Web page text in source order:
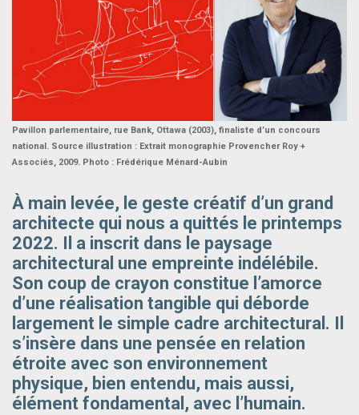
Pavillon parlementaire, rue Bank, Ottawa (2003), finaliste d’un concours
national. Source illustration : Extrait monographie Provencher Roy +
Associés, 2009. Photo : Frédérique Ménard-Aubin
À main levée, le geste créatif d’un grand
architecte qui nous a quittés le printemps
2022. Il a inscrit dans le paysage
architectural une empreinte indélébile.
Son coup de crayon constitue l’amorce
d’une réalisation tangible qui déborde
largement le simple cadre architectural. Il
s’insère dans une pensée en relation
étroite avec son environnement
physique, bien entendu, mais aussi,
élément fondamental, avec l’humain.